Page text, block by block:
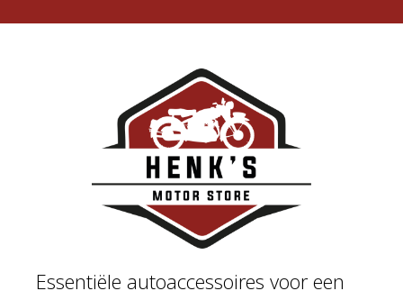
Essentiële autoaccessoires voor een